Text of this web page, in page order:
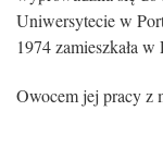
Uniwersytecie w
1974 zamieszkała
Owocem jej pracy z